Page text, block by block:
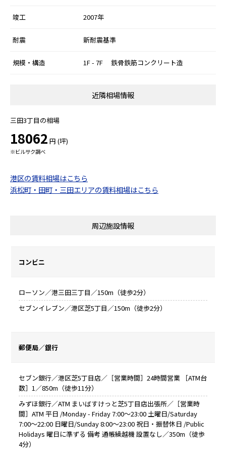
竣工 2007年
耐震 新耐震基準
規模・構造 1F - 7F 鉄骨鉄筋コンクリート造
近隣相場情報
三田3丁目の相場
18062 円 (坪)
※ビルサク調べ
港区の賃料相場はこちら
浜松町・田町・三田エリアの賃料相場はこちら
周辺施設情報
コンビニ
ローソン／港三田三丁目／150m（徒歩2分）
セブンイレブン／港区芝5丁目／150m（徒歩2分）
郵便局／銀行
セブン銀行／港区芝5丁目店／［営業時間］24時間営業 ［ATM台
数］1／850m（徒歩11分）
みずほ銀行／ATM まいばすけっと芝5丁目店出張所／［営業時
間］ATM 平日 /Monday - Friday 7:00～23:00 土曜日/Saturday
7:00～22:00 日曜日/Sunday 8:00～23:00 祝日・振替休日 /Public
Holidays 曜日に準ずる 備考 通帳繰越機 設置なし／350m（徒歩
4分）